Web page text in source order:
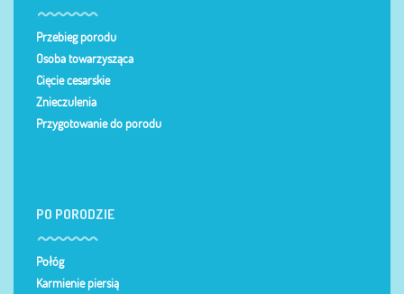
Przebieg porodu
Osoba towarzysząca
Cięcie cesarskie
Znieczulenia
Przygotowanie do porodu
PO PORODZIE
Połóg
Karmienie piersią